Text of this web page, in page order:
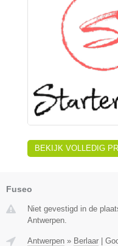
BEKIJK VOLLEDIG
Fuseo
Niet gevestigd in de
Antwerpen.
Antwerpen » Berlaar